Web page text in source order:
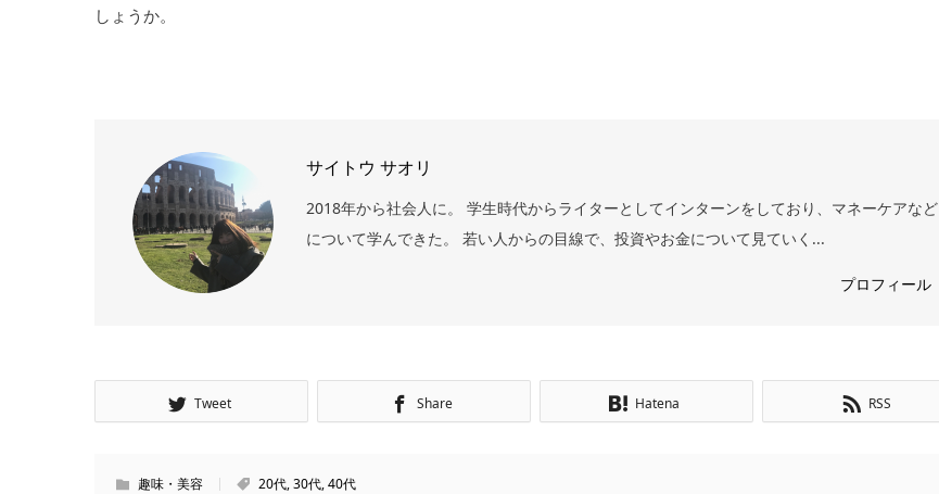
しょうか。
サイトウ サオリ
2018年から社会人に。 学生時代からライターとしてインターンをしており、マネーケアなど
について学んできた。 若い人からの目線で、投資やお金について見ていく...
プロフィール
Tweet Share Hatena RSS
趣味・美容 20代,30代,40代